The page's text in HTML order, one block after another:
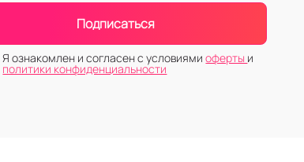
Подписаться
Я ознакомлен и согласен с условиямиоферты и
политики конфиденциальности